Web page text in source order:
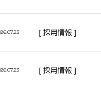
[ 採用情報 ]
[ 採用情報 ]